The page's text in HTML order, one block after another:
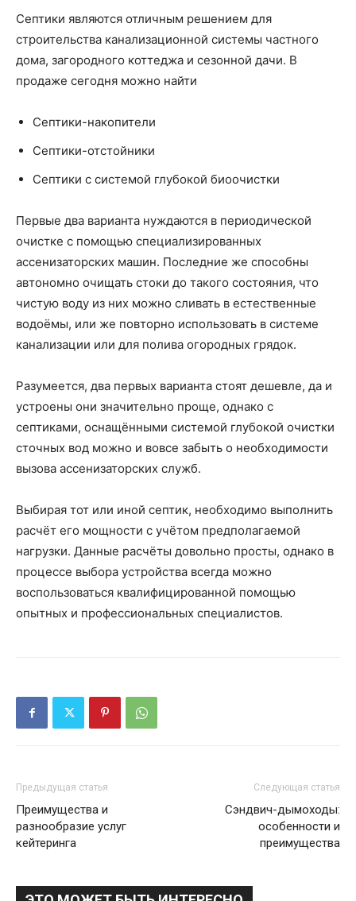
Септики являются отличным решением для
строительства канализационной системы частного
дома, загородного коттеджа и сезонной дачи. В
продаже сегодня можно найти
Септики-накопители
Септики-отстойники
Септики с системой глубокой биоочистки
Первые два варианта нуждаются в периодической
очистке с помощью специализированных
ассенизаторских машин. Последние же способны
автономно очищать стоки до такого состояния, что
чистую воду из них можно сливать в естественные
водоёмы, или же повторно использовать в системе
канализации или для полива огородных грядок.
Разумеется, два первых варианта стоят дешевле, да и
устроены они значительно проще, однако с
септиками, оснащёнными системой глубокой очистки
сточных вод можно и вовсе забыть о необходимости
вызова ассенизаторских служб.
Выбирая тот или иной септик, необходимо выполнить
расчёт его мощности с учётом предполагаемой
нагрузки. Данные расчёты довольно просты, однако в
процессе выбора устройства всегда можно
воспользоваться квалифицированной помощью
опытных и профессиональных специалистов.
Предыдущая статья
Преимущества и
разнообразие услуг
кейтеринга
Следующая статья
Сэндвич-дымоходы:
особенности и
преимущества